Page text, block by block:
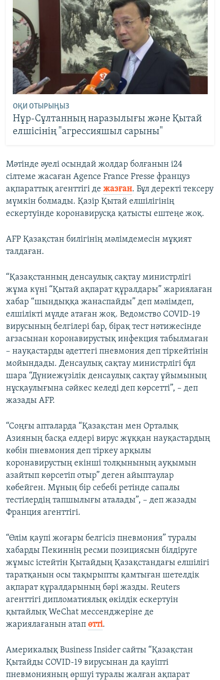
ОҚИ ОТЫРЫҢЫЗ
Нұр-Сұлтанның наразылығы және Қытай
елшісінің "агрессияшыл сарыны"
Мәтінде әуелі осындай жолдар болғанын i24
сілтеме жасаған Agence France Presse француз
ақпараттық агенттігі де жазған. Бұл деректі тексеру
мүмкін болмады. Қазір Қытай елшілігінің
ескертуінде коронавирусқа қатысты ештеңе жоқ.
AFP Қазақстан билігінің мәлімдемесін мұқият
талдаған.
“Қазақстанның денсаулық сақтау министрлігі
жұма күні “Қытай ақпарат құралдары” жариялаған
хабар “шындыққа жанаспайды” деп мәлімдеп,
елшілікті мүлде атаған жоқ. Ведомство COVID-19
вирусының белгілері бар, бірақ тест нәтижесінде
ағзасынан коронавирустық инфекция табылмаған
– науқастарды әдеттегі пневмония деп тіркейтінін
мойындады. Денсаулық сақтау министрлігі бұл
шара “Дүниежүзілік денсаулық сақтау ұйымының
нұсқаулығына сәйкес келеді деп көрсетті”, – деп
жазады AFP.
“Соңғы апталарда “Қазақстан мен Орталық
Азияның басқа елдері вирус жұққан науқастардың
көбін пневмония деп тіркеу арқылы
коронавирустың екінші толқынының ауқымын
азайтып көрсетіп отыр” деген айыптаулар
көбейген. Мұның бір себебі ретінде сапалы
тестілердің тапшылығы аталады”, – деп жазады
Франция агенттігі.
“Өлім қаупі жоғары белгісіз пневмония” туралы
хабарды Пекиннің ресми позициясын білдіруге
жұмыс істейтін Қытайдың Қазақстандағы елшілігі
таратқанын осы тақырыпты қамтыған шетелдік
ақпарат құралдарының бәрі жазды. Reuters
агенттігі дипломатиялық өкілдік ескертуін
қытайлық WeChat мессенджеріне де
жариялағанын атап өтті.
Америкалық Business Insider сайты “Қазақстан
Қытайды COVID-19 вирусынан да қауіпті
пневмонияның өршуі туралы жалған ақпарат